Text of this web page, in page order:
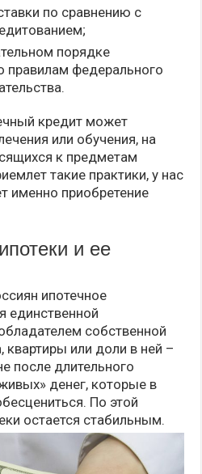
по сравнению с
порядке
правилам федерального
кредит может
или обучения, на
к предметам
такие практики, у нас
именно приобретение
и ее
ипотечное
единственной
собственной
или доли в ней –
после длительного
денег, которые в
По этой
остается стабильным.